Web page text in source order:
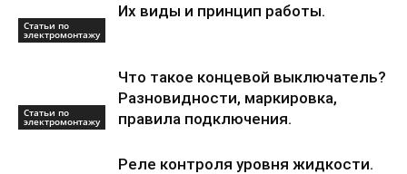
Статьи по
электромонтажу
Их виды и принцип работы.
Статьи по
электромонтажу
Что такое концевой выключатель?
Разновидности, маркировка,
правила подключения.
Реле контроля уровня жидкости.